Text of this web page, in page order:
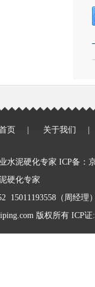
页 关于我们
水泥硬化专家 ICP备：
硬化专家
15011193558（周经理
版权所有 ICP证: